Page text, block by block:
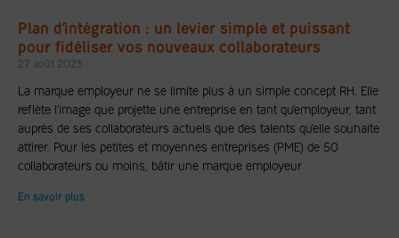
Plan d’intégration : un levier simple et puissant
pour fidéliser vos nouveaux collaborateurs
27 août 2025
La marque employeur ne se limite plus à un simple concept RH. Elle
reflète l’image que projette une entreprise en tant qu’employeur, tant
auprès de ses collaborateurs actuels que des talents qu’elle souhaite
attirer. Pour les petites et moyennes entreprises (PME) de 50
collaborateurs ou moins, bâtir une marque employeur
En savoir plus